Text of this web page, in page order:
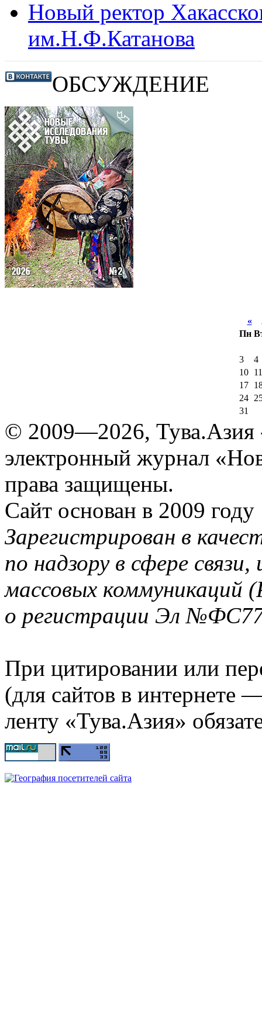
Новый ректор
им.Н.Ф.Катанова
ОБСУЖДЕНИЕ
«
Пн
3
4
10
11
17
24
31
© 2009—2026, Тува.Азия
электронный журнал
права защищены.
Сайт основан в 2009 году
Зарегистрирован в
по надзору в сфере
массовых коммуникаций
о регистрации Эл
При цитировании или
(для сайтов в интернете
ленту «Тува.Азия»